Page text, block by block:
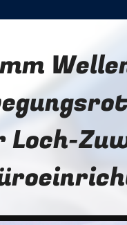
Loch-